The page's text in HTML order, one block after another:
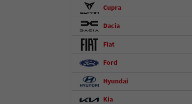
Cupra
Dacia
Fiat
Ford
Hyundai
Kia